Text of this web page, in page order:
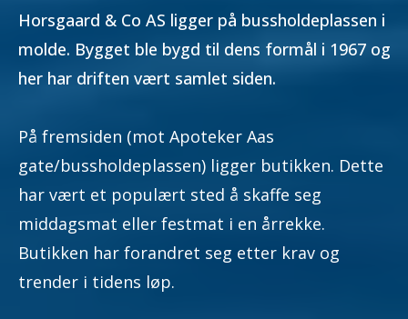
Horsgaard & Co AS ligger på bussholdeplassen i
molde. Bygget ble bygd til dens formål i 1967 og
her har driften vært samlet siden.
På fremsiden (mot Apoteker Aas
gate/bussholdeplassen) ligger butikken. Dette
har vært et populært sted å skaffe seg
middagsmat eller festmat i en årrekke.
Butikken har forandret seg etter krav og
trender i tidens løp.